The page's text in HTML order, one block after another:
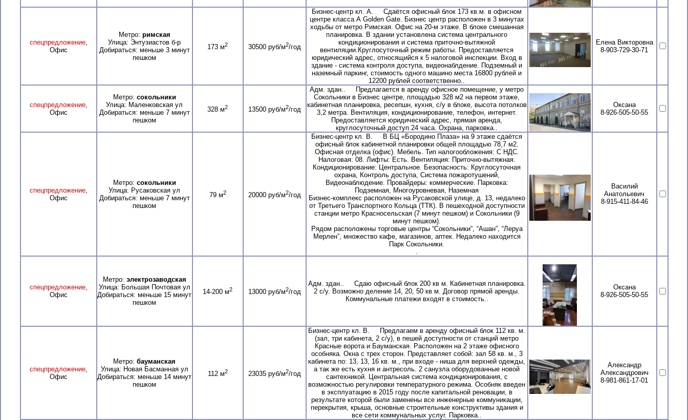
спецпредложение,
Офис
Метро: римская
Улица: Энтузиастов б-р
Добираться: меньше 3 минут
пешком
173 м2 30500 руб/м2/год
Бизнес-центр кл. А. Сдаётся офисный блок 173 кв.м. в офисном
центре класса А Golden Gate. Бизнес центр расположен в 3 минутах
ходьбы от метро Римская. Офис на 20-м этаже. В блоке смешанная
планировка. В здании установлена система центрального
кондиционирования и система приточно-вытяжной
вентиляции.Круглосуточный режим работы. Предоставляется
юридический адрес, относящийся к 5 налоговой инспекции. Вход в
здание - система контроля доступа, видеонаблдение. Подземный и
наземный паркинг, стоимость одного машино места 16800 рублей и
12200 рублей соответственно..
Елена Викторовна
8-903-729-30-71
спецпредложение,
Офис
Метро: сокольники
Улица: Маленковская ул
Добираться: меньше 7 минут
пешком
328 м2 13500 руб/м2/год
Адм. здан.. Предлагается в аренду офисное помещение, у метро
Сокольники в Бизнес центре, площадью 328 м2 на первом этаже,
кабинетная планировка, ресепшн, кухня, с/у в блоке, высота потолков
3,2 метра. Вентиляция, кондиционирование, телефон, интернет.
Предоставляется юридический адрес, прямая аренда,
круглосуточный доступ 24 часа. Охрана, парковка..
Оксана
8-926-505-50-55
спецпредложение,
Офис
Метро: сокольники
Улица: Русаковская ул
Добираться: меньше 7 минут
пешком
79 м2 20000 руб/м2/год
Бизнес-центр кл. В. В БЦ «Бородино Плаза» на 9 этаже сдаётся
офисный блок кабинетной планировки общей площадью 78,7 м2.
Офисная отделка (офис). Мебель. Тип налогообложения: С НДС.
Налоговая: 08. Лифты: Есть. Вентиляция: Приточно-вытяжная.
Кондиционирование: Центральное. Безопасность: Круглосуточная
охрана, Контроль доступа, Система пожаротушений,
Видеонаблюдение. Провайдеры: коммерческие. Парковка:
Подземная, Многоуровневая, Наземная
Бизнес-комплекс расположен на Русаковской улице, д. 13, недалеко
от Третьего Транспортного Кольца (ТТК). В пешеходной доступности
станции метро Красносельская (7 минут пешком) и Сокольники (9
минут пешком).
Рядом расположены торговые центры “Сокольники”, “Ашан”, “Леруа
Мерлен”, множество кафе, магазинов, аптек. Недалеко находится
Парк Сокольники.
.
Василий
Анатольевич
8-915-411-84-46
спецпредложение,
Офис
Метро: электрозаводская
Улица: Большая Почтовая ул
Добираться: меньше 15 минут
пешком
14-200 м2 13000 руб/м2/год
Адм. здан.. Сдаю офисный блок 200 кв м. Кабинетная планировка.
2 с/у. Возможно деление 14, 20, 50 кв м. Договор прямой аренды.
Коммунальные платежи входят в стоимость..
Оксана
8-926-505-50-55
спецпредложение,
Офис
Метро: бауманская
Улица: Новая Басманная ул
Добираться: меньше 14 минут
пешком
112 м2 23035 руб/м2/год
Бизнес-центр кл. В. Предлагаем в аренду офисный блок 112 кв. м.
(зал, три кабинета, 2 с/у), в пешей доступности от станций метро
Красные ворота и Бауманская. Расположен на 2 этаже офисного
особняка. Окна с трех сторон. Представляет собой: зал 58 кв. м., 3
кабинета по: 13, 13, 16 кв. м., при входе - ниша для верхней одежды,
а так же есть кухня и антресоль. 2 санузла оборудованные новой
сантехникой. Центральная система кондиционирования, с
возможностью регулировки температурного режима. Особняк введен
в эксплуатацию в 2015 году после капитальной реновации, в
результате которой были заменены все инженерные коммуникации,
перекрытия, крыша, основные строительные конструктивы здания и
все сети коммунальных услуг. Парковка..
Александр
Александрович
8-981-861-17-01